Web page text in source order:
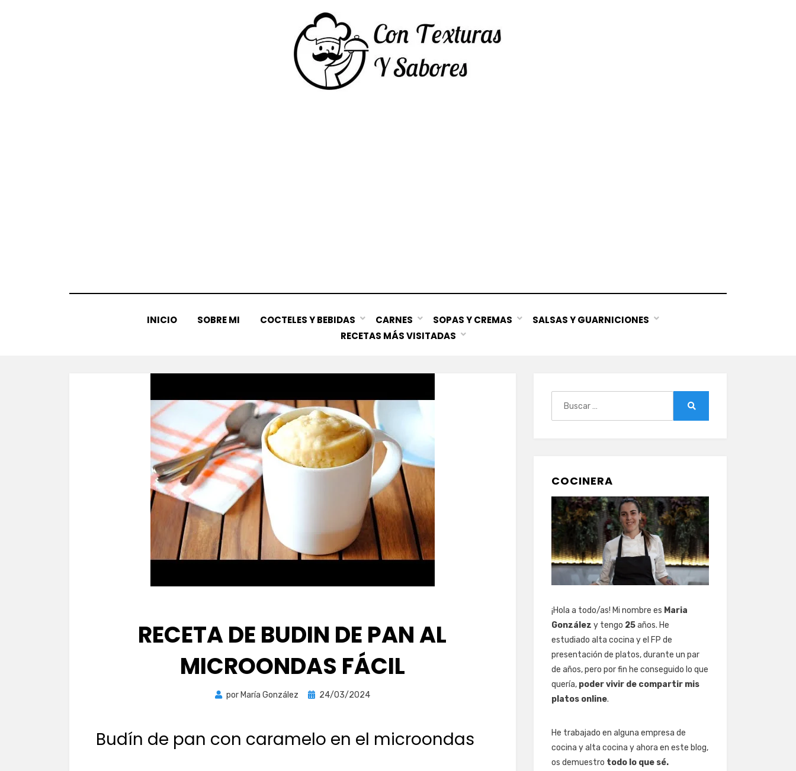
INICIO SOBRE MI COCTELES Y BEBIDAS CARNES SOPAS Y CREMAS
SALSAS Y GUARNICIONES
RECETAS MÁS VISITADAS
RECETA DE BUDIN DE PAN AL
MICROONDAS FÁCIL
por María González
Publicada
24/03/2024
Budín de pan con caramelo en el microondas
COCINERA
¡Hola a todo/as! Mi nombre es Maria
González y tengo 25años. He
estudiado alta cocina y el FP de
presentación de platos, durante un par
de años, pero por fin he conseguido lo que
quería, poder vivir de compartir mis
platos online.
He trabajado en alguna empresa de
cocina y alta cocina y ahora en este blog,
os demuestro todo lo que sé.